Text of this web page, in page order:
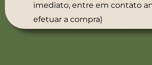
imediato, entre em contato
efetuar a compra)